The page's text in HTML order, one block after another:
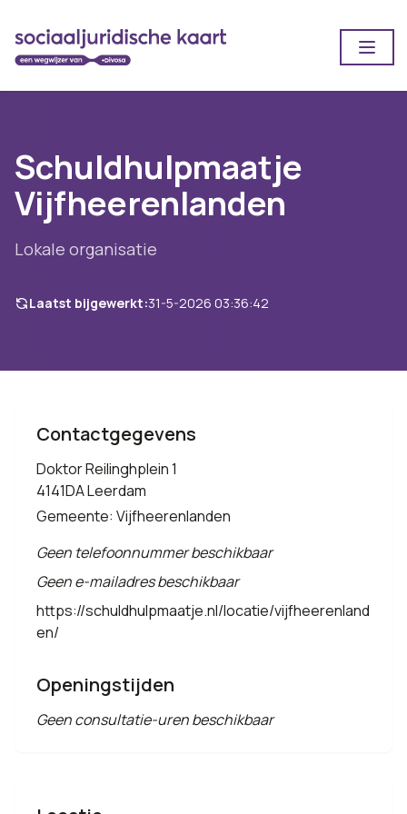
Schuldhulpmaatje
Vijfheerenlanden
Lokale organisatie
Laatst bijgewerkt:31-5-2026 03:36:42
Contactgegevens
Doktor Reilinghplein 1
4141DA Leerdam
Gemeente: Vijfheerenlanden
Geen telefoonnummer beschikbaar
Geen e-mailadres beschikbaar
https://schuldhulpmaatje.nl/locatie/vijfheerenland
en/
Openingstijden
Geen consultatie-uren beschikbaar